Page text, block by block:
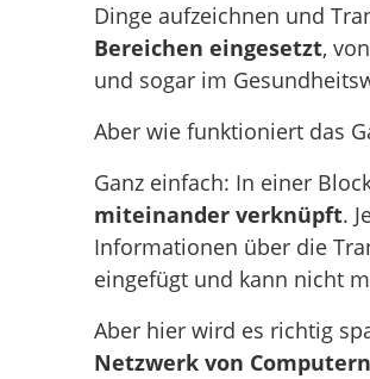
Dinge aufzeichnen und
Bereichen eingesetzt,
und sogar im
Aber wie funktioniert das
Ganz einfach: In einer
miteinander verknüpft.
Informationen über die
eingefügt und kann nicht
Aber hier wird es richtig
Netzwerk von